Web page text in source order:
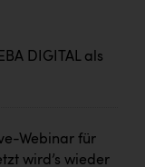
DIGITAL als
Webinar für
wird’s wieder